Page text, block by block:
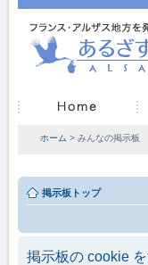
ホーム > みんなの掲示板
掲示板トップ
掲示板の cookie